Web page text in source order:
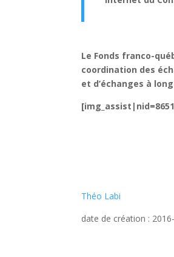
Le Fonds franco-
coordination des
et d’échanges à
Théo Labi
date de création :